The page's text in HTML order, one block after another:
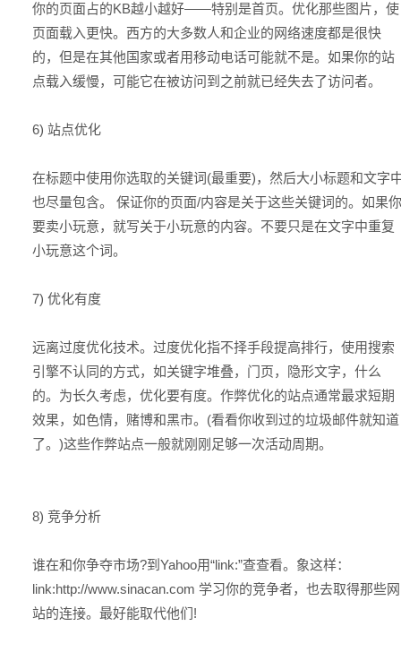
你的页面占的KB越小越好——特别是首页。优化那些图片，使
页面载入更快。西方的大多数人和企业的网络速度都是很快
的，但是在其他国家或者用移动电话可能就不是。如果你的站
点载入缓慢，可能它在被访问到之前就已经失去了访问者。
6) 站点优化
在标题中使用你选取的关键词(最重要)，然后大小标题和文字
也尽量包含。 保证你的页面/内容是关于这些关键词的。如果你
要卖小玩意，就写关于小玩意的内容。不要只是在文字中重复
小玩意这个词。
7) 优化有度
远离过度优化技术。过度优化指不择手段提高排行，使用搜索
引擎不认同的方式，如关键字堆叠，门页，隐形文字，什么
的。为长久考虑，优化要有度。作弊优化的站点通常最求短期
效果，如色情，赌博和黑市。(看看你收到过的垃圾邮件就知道
了。)这些作弊站点一般就刚刚足够一次活动周期。
8) 竞争分析
谁在和你争夺市场?到Yahoo用“link:”查查看。象这样：
link:http://www.sinacan.com 学习你的竞争者，也去取得那些网
站的连接。最好能取代他们!